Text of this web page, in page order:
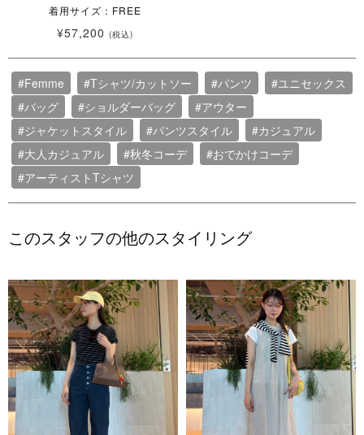
着用サイズ：FREE
¥57,200 (税込)
#Femme #Tシャツ/カットソー #パンツ
#ユニセックス
#バッグ
#ショルダーバッグ
#アウター
#ジャケットスタイル
#パンツスタイル
#カジュアル
#大人カジュアル
#秋冬コーデ
#おでかけコーデ
#アーティストTシャツ
このスタッフの他のスタイリング